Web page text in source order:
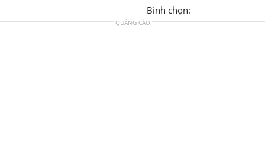
Bình chọn:
QUẢNG CÁO